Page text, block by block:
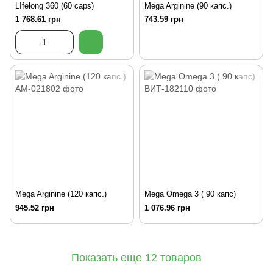
LIfelong 360 (60 caps)
1 768.61 грн
Mega Arginine (90 капс.)
743.59 грн
Mega Arginine (120 капс.)
945.52 грн
Mega Omega 3 ( 90 капс)
1 076.96 грн
Показать еще 12 товаров